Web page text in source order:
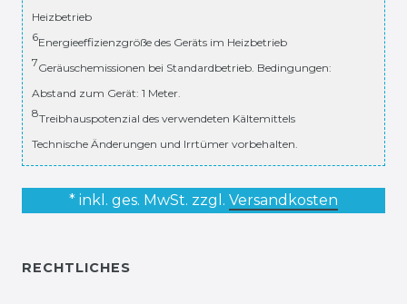
Heizbetrieb
6Energieeffizienzgröße des Geräts im Heizbetrieb
7Geräuschemissionen bei Standardbetrieb. Bedingungen:
Abstand zum Gerät: 1 Meter.
8Treibhauspotenzial des verwendeten Kältemittels
Technische Änderungen und Irrtümer vorbehalten.
* inkl. ges. MwSt. zzgl. Versandkosten
RECHTLICHES